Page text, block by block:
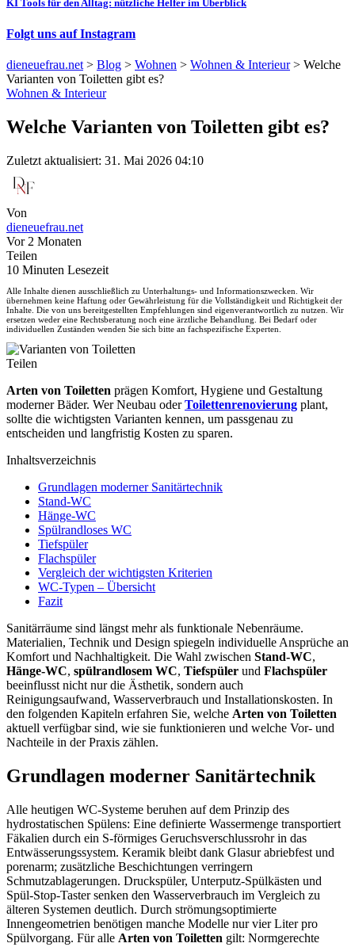
KI Tools für den Alltag: nützliche Helfer im Überblick
Folgt uns auf Instagram
dieneuefrau.net > Blog > Wohnen > Wohnen & Interieur> Welche
Varianten von Toiletten gibt es?
Wohnen & Interieur
Welche Varianten von Toiletten gibt es?
Zuletzt aktualisiert: 31. Mai 2026 04:10
Von
dieneuefrau.net
Vor 2 Monaten
Teilen
10 Minuten Lesezeit
Alle Inhalte dienen ausschließlich zu Unterhaltungs- und Informationszwecken. Wir
übernehmen keine Haftung oder Gewährleistung für die Vollständigkeit und Richtigkeit der
Inhalte. Die von uns bereitgestellten Empfehlungen sind eigenverantwortlich zu nutzen. Wir
ersetzen weder eine Rechtsberatung noch eine ärztliche Behandlung. Bei Bedarf oder
individuellen Zuständen wenden Sie sich bitte an fachspezifische Experten.
Teilen
Arten von Toiletten prägen Komfort, Hygiene und Gestaltung
moderner Bäder. Wer Neubau oderToilettenrenovierung plant,
sollte die wichtigsten Varianten kennen, um passgenau zu
entscheiden und langfristig Kosten zu sparen.
Inhaltsverzeichnis
Grundlagen moderner Sanitärtechnik
Stand‑WC
Hänge‑WC
Spülrandloses WC
Tiefspüler
Flachspüler
Vergleich der wichtigsten Kriterien
WC-Typen – Übersicht
Fazit
Sanitärräume sind längst mehr als funktionale Nebenräume.
Materialien, Technik und Design spiegeln individuelle Ansprüche an
Komfort und Nachhaltigkeit. Die Wahl zwischen Stand‑WC,
Hänge‑WC, spülrandlosem WC, Tiefspüler und Flachspüler
beeinflusst nicht nur die Ästhetik, sondern auch
Reinigungsaufwand, Wasserverbrauch und Installationskosten. In
den folgenden Kapiteln erfahren Sie, welche Arten von Toiletten
aktuell verfügbar sind, wie sie funktionieren und welche Vor‑ und
Nachteile in der Praxis zählen.
Grundlagen moderner Sanitärtechnik
Alle heutigen WC‑Systeme beruhen auf dem Prinzip des
hydrostatischen Spülens: Eine definierte Wassermenge transportiert
Fäkalien durch ein S‑förmiges Geruchsverschlussrohr in das
Entwässerungssystem. Keramik bleibt dank Glasur abriebfest und
porenarm; zusätzliche Beschichtungen verringern
Schmutzablagerungen. Druckspüler, Unterputz‑Spülkästen und
Spül‑Stop‑Taster senken den Wasserverbrauch im Vergleich zu
älteren Systemen deutlich. Durch strömungsoptimierte
Innengeometrien benötigen manche Modelle nur vier Liter pro
Spülvorgang. Für alle Arten von Toiletten gilt: Normgerechte